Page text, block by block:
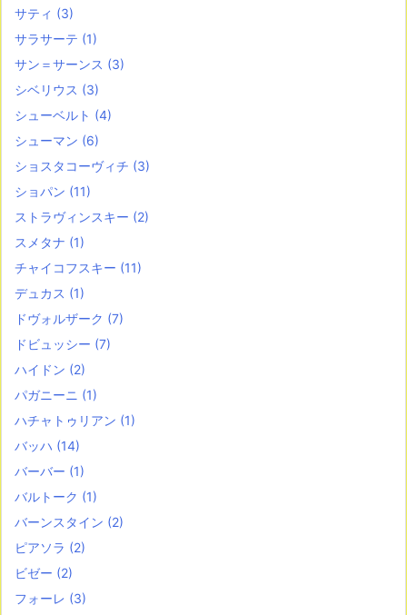
サティ (3)
サラサーテ (1)
サン＝サーンス (3)
シベリウス (3)
シューベルト (4)
シューマン (6)
ショスタコーヴィチ (3)
ショパン (11)
ストラヴィンスキー (2)
スメタナ (1)
チャイコフスキー (11)
デュカス (1)
ドヴォルザーク (7)
ドビュッシー (7)
ハイドン (2)
パガニーニ (1)
ハチャトゥリアン (1)
バッハ (14)
バーバー (1)
バルトーク (1)
バーンスタイン (2)
ピアソラ (2)
ビゼー (2)
フォーレ (3)